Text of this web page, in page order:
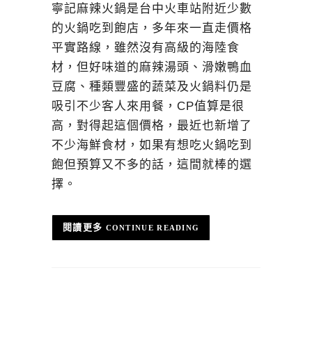
寧記麻辣火鍋是台中火車站附近少數
的火鍋吃到飽店，多年來一直走價格
平實路線，雖然沒有高級的海陸食
材，但好味道的麻辣湯頭、滑嫩鴨血
豆腐、種類豐盛的蔬菜及火鍋料仍是
吸引不少客人來用餐，CP值算是很
高，對得起這個價格，最近也新增了
不少海鮮食材，如果有想吃火鍋吃到
飽但預算又不多的話，這間就棒的選
擇。
CONTINUE READING